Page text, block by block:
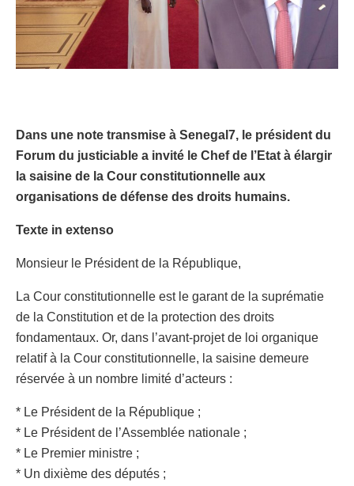
Dans une note transmise à Senegal7, le président du
Forum du justiciable a invité le Chef de l’Etat à élargir
la saisine de la Cour constitutionnelle aux
organisations de défense des droits humains.
Texte in extenso
Monsieur le Président de la République,
La Cour constitutionnelle est le garant de la suprématie
de la Constitution et de la protection des droits
fondamentaux. Or, dans l’avant-projet de loi organique
relatif à la Cour constitutionnelle, la saisine demeure
réservée à un nombre limité d’acteurs :
* Le Président de la République ;
* Le Président de l’Assemblée nationale ;
* Le Premier ministre ;
* Un dixième des députés ;